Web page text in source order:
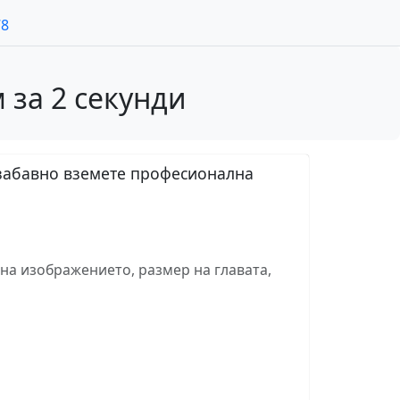
2 секунди
вземете професионална
изображението, размер на главата,